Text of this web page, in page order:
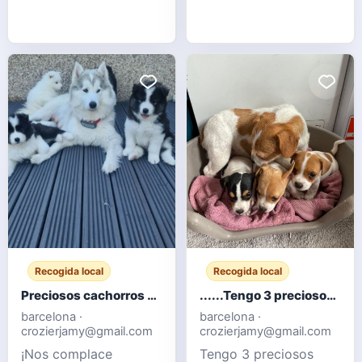
ejemplares blancos,
grises y moteados.
Aves sanas, criadas en
palomar y
acostumbradas a
convivir en grupo.
Ideales para
aficionados, criadores
o para ampliar un
palomar de orna
Recogida local
Preciosos cachorros Samoyedo
barcelona ·
crozierjamy@gmail.com
¡Nos complace
Recogida local
......Tengo 3 preciosos cachorros Jack Russell listos para sus nuevos hogares.
barcelona ·
crozierjamy@gmail.com
Tengo 3 preciosos